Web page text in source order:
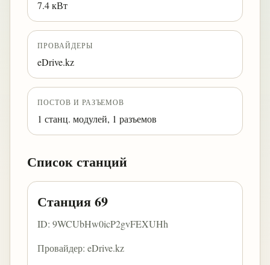
7.4 кВт
ПРОВАЙДЕРЫ
eDrive.kz
ПОСТОВ И РАЗЪЕМОВ
1 станц. модулей, 1 разъемов
Список станций
Станция 69
ID: 9WCUbHw0icP2gvFEXUHh
Провайдер: eDrive.kz